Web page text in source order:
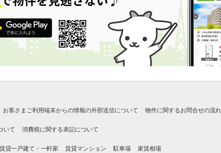
お客さまご利用端末からの情報の外部送信について 物件に関するお問合せの流れ
いて 消費税に関する表記について
賃貸一戸建て・一軒家 賃貸マンション 駐車場 家賃相場